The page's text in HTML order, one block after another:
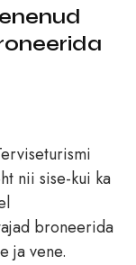
nii sise-kui ka
broneerida
ja vene.